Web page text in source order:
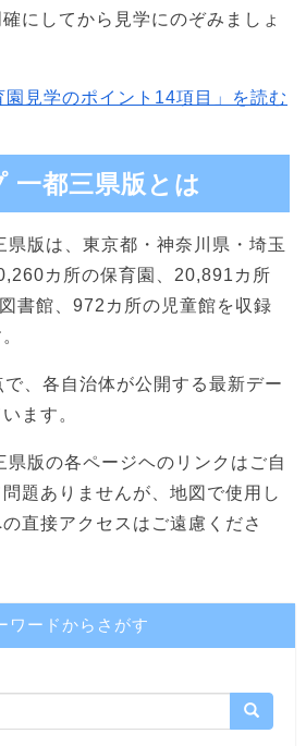
にしてから見学にのぞみましょ
園見学のポイント14項目」を読む
一都三県版とは
県版は、東京都・神奈川県・埼玉
カ所の保育園、20,891カ所
書館、972カ所の児童館を収録
、各自治体が公開する最新デー
ます。
県版の各ページヘのリンクはご自
題ありませんが、地図で使用し
直接アクセスはご遠慮くださ
ワードからさがす